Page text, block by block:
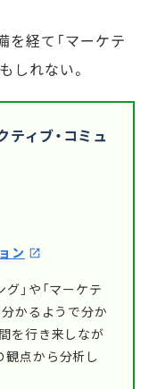
経て「マーケテ
しれない。
ィブ・コミュ
ン
」や「マーケテ
かるようで分か
を行き来しなが
観点から分析し